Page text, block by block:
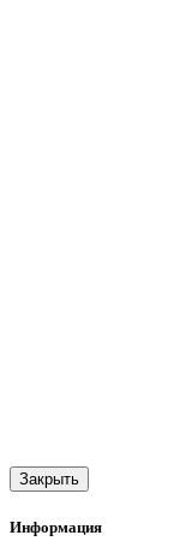
Закрыть
Информация